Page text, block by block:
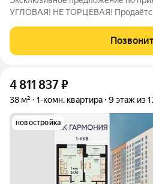
УГЛОВАЯ! НЕ ТОРЦЕВАЯ! Продаётся
востребованной планировкой
окон в квартире обеспечивает
4 811 837₽
38 м² 1-комн. квартира 9 этаж из
новостройка